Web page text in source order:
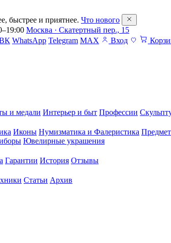
быстрее и приятнее. Что нового
Москва · Скатертный пер., 15
WhatsApp Telegram MAX Вход
и медали Интерьер и быт Профессии
Иконы Нумизматика и Фалеристика
Ювелирные украшения
Гарантии История Отзывы
Статьи Архив